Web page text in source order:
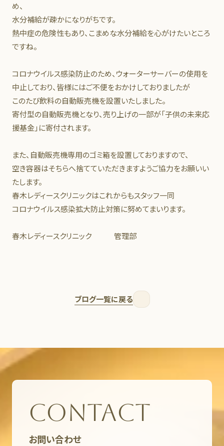
め、
水分補給が疎かになりがちです。
熱中症の危険性もあり、こまめな水分補給を心がけたいところ
ですね。
コロナウイルス感染防止のため、ウォーターサーバーの使用を
中止しており、皆様にはご不便をおかけしておりましたが
このたび飲料の自動販売機を設置いたしました。
寄付型の自動販売機となり、売り上げの一部が「子供の未来応
援基金」に寄付されます。
また、自動販売機専用のゴミ箱を設置しておりますので、
空き容器はそちらへ捨てていただきますようご協力をお願いい
たします。
春木レディースクリニックはこれからもスタッフ一同
コロナウイルス感染拡大防止対策に努めてまいります。
春木レディースクリニック 管理部
ブログ一覧に戻る
CONTACT
お問い合わせ